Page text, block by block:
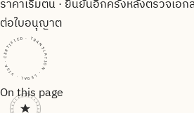
ราคาเริ่มต้น · ยืนยันอีกครั้งหลังตรวจเอก
ต่อใบอนุญาต
CERTIFIED · TRANSLATION · LEGAL · VISA · CERTIFIED · TRANSLATION · LEGAL · VISA · CERTIFIED · TRANSLATION · LEGAL · VISA ·
On this page